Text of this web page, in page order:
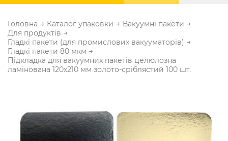
Головна → Каталог упаковки → Вакуумні пакети →
Для продуктів →
Гладкі пакети (для промислових вакууматорів) →
Гладкі пакети 80 мкм →
Підкладка для вакуумних пакетів целюлозна
ламінована 120х210 мм золото-сріблястий 100 шт.